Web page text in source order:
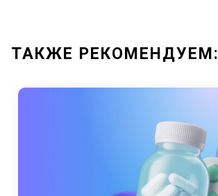
ТАКЖЕ РЕКОМЕНДУЕМ: